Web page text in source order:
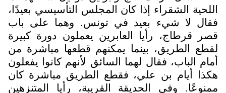
اللحية الشقراء إذا كان المجلس التأسيسي بعيدًا،
فقال لا شيء بعيد في تونس. وهما على باب
قصر قرطاج، رأيا العابرين يعملون دورة كبيرة
لقطع الطريق، بينما يمكنهم قطعها مباشرة من
أمام الباب، فقال لهما السائق لأنهم كانوا يفعلون
هكذا أيام بن علي، فقطع الطريق مباشرة كان
ممنوعًا. وفي الحديقة القريبة، رأيا المتنزهين